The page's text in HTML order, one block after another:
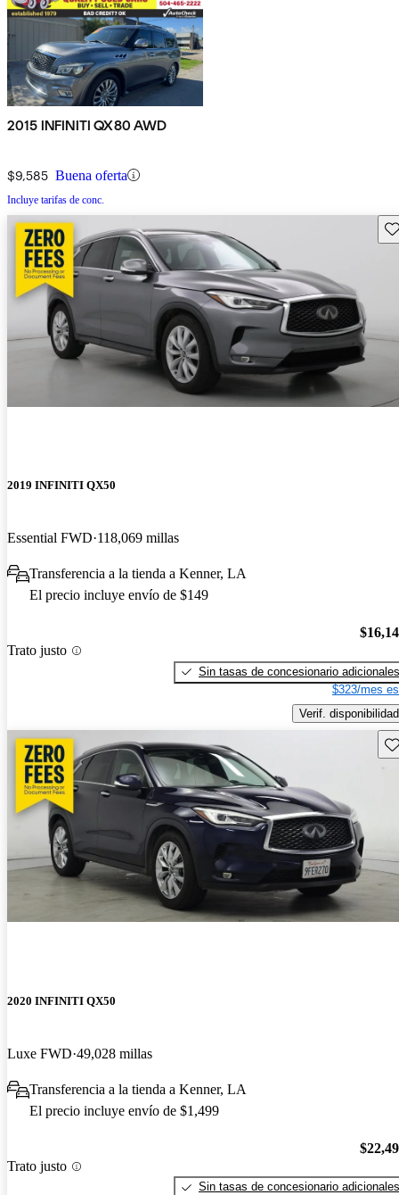
2015 INFINITI QX80 AWD
$9,585 Buena oferta
Incluye tarifas de conc.
2019 INFINITI QX50
Essential FWD 118,069 millas
Transferencia a la tienda a Kenner, LA
El precio incluye envío de $149
Trato justo
Sin tasas de concesionario adicionales
$323/mes
Verif. disponibilidad
2020 INFINITI QX50
Luxe FWD 49,028 millas
Transferencia a la tienda a Kenner, LA
El precio incluye envío de $1,499
Trato justo
Sin tasas de concesionario adicionales